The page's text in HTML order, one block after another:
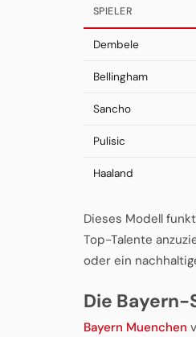
SPIELER
Dembele
Bellingham
Sancho
Pulisic
Haaland
Dieses Modell
Top-Talente
oder ein
Die
Bayern Muenchen